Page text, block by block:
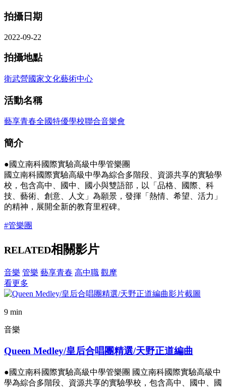
拍攝日期
2022-09-22
拍攝地點
衛武營國家文化藝術中心
活動名稱
藝享青春全國特優學校聯合音樂會
簡介
●國立南科國際實驗高級中學管樂團
國立南科國際實驗高級中學為綜合多階段、資源共享的實驗學
校，包含高中、國中、國小與雙語部，以「品格、國際、科
技、藝術、創意、人文」為願景，發揮「熱情、希望、活力」
的精神，展開全新的教育里程碑。
#管樂團
RELATED相關影片
音樂 管樂 藝享青春 高中職 觀摩
看更多
9 min
音樂
Queen Medley/皇后合唱團精選/天野正道編曲
●國立南科國際實驗高級中學管樂團 國立南科國際實驗高級中
學為綜合多階段、資源共享的實驗學校，包含高中、國中、國